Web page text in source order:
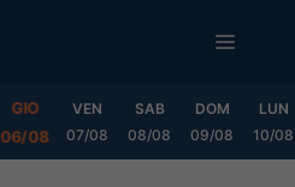
MENU
GIO
06/08
VEN
07/08
SAB
08/08
DOM
09/08
LUN
10/08